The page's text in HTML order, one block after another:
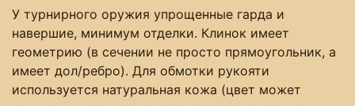
У турнирного оружия упрощенные гарда и
навершие, минимум отделки. Клинок имеет
геометрию (в сечении не просто прямоугольник, а
имеет дол/ребро). Для обмотки рукояти
используется натуральная кожа (цвет может